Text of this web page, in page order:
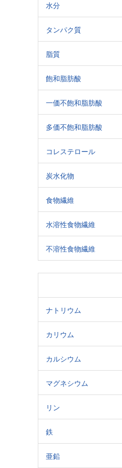
水分
タンパク質
脂質
飽和脂肪酸
一価不飽和脂肪酸
多価不飽和脂肪酸
コレステロール
炭水化物
食物繊維
水溶性食物繊維
不溶性食物繊維
ナトリウム
カリウム
カルシウム
マグネシウム
リン
鉄
亜鉛